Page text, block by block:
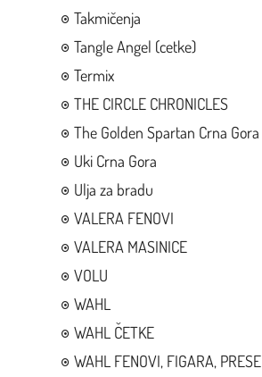
Takmičenja
Tangle Angel (cetke)
Termix
THE CIRCLE CHRONICLES
The Golden Spartan Crna Gora
Uki Crna Gora
Ulja za bradu
VALERA FENOVI
VALERA MASINICE
VOLU
WAHL
WAHL ČETKE
WAHL FENOVI, FIGARA, PRESE